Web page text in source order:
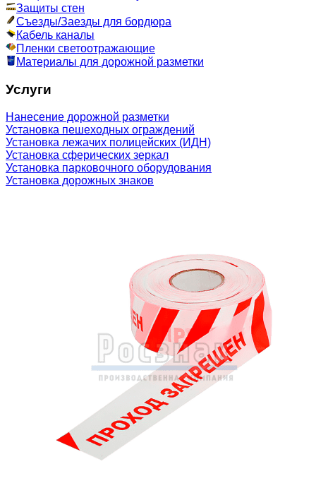
Защиты стен
Съезды/Заезды для бордюра
Кабель каналы
Пленки светоотражающие
Материалы для дорожной разметки
Услуги
Нанесение дорожной разметки
Установка пешеходных ограждений
Установка лежачих полицейских (ИДН)
Установка сферических зеркал
Установка парковочного оборудования
Установка дорожных знаков